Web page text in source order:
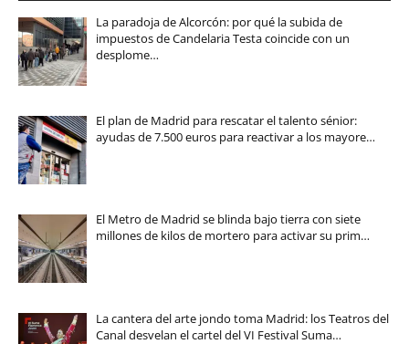
La paradoja de Alcorcón: por qué la subida de
impuestos de Candelaria Testa coincide con un
desplome…
El plan de Madrid para rescatar el talento sénior:
ayudas de 7.500 euros para reactivar a los mayore…
El Metro de Madrid se blinda bajo tierra con siete
millones de kilos de mortero para activar su prim…
La cantera del arte jondo toma Madrid: los Teatros del
Canal desvelan el cartel del VI Festival Suma…